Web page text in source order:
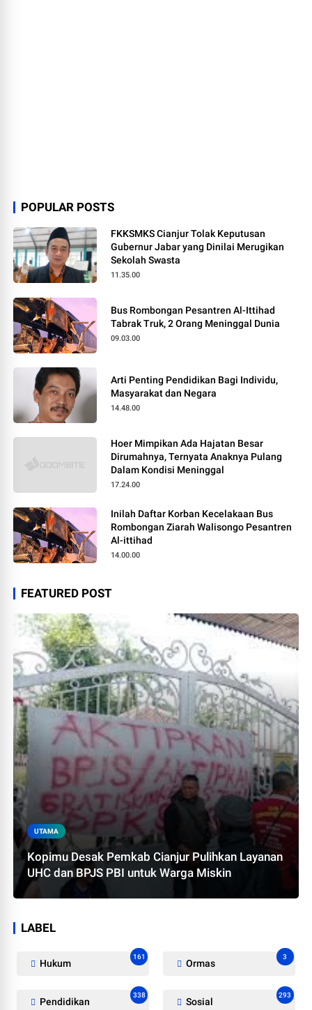
POPULAR POSTS
FKKSMKS Cianjur Tolak Keputusan
Gubernur Jabar yang Dinilai Merugikan
Sekolah Swasta
11.35.00
Bus Rombongan Pesantren Al-Ittihad
Tabrak Truk, 2 Orang Meninggal Dunia
09.03.00
Arti Penting Pendidikan Bagi Individu,
Masyarakat dan Negara
14.48.00
Hoer Mimpikan Ada Hajatan Besar
Dirumahnya, Ternyata Anaknya Pulang
Dalam Kondisi Meninggal
17.24.00
Inilah Daftar Korban Kecelakaan Bus
Rombongan Ziarah Walisongo Pesantren
Al-ittihad
14.00.00
FEATURED POST
UTAMA
Kopimu Desak Pemkab Cianjur Pulihkan Layanan
UHC dan BPJS PBI untuk Warga Miskin
LABEL
Hukum
161
Ormas
3
Pendidikan
338
Sosial
293